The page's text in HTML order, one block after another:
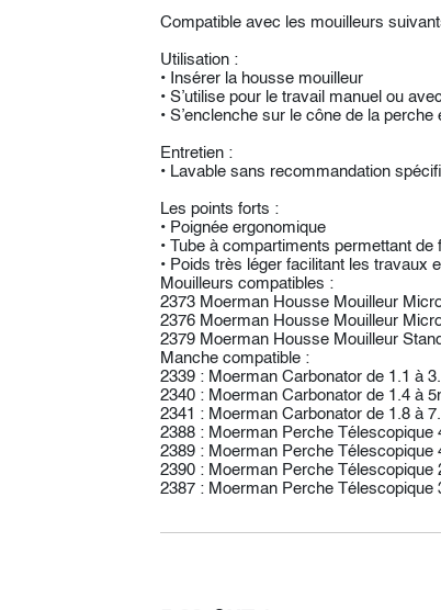
Compatible avec les mouilleurs
Utilisation :
• Insérer la housse mouilleur
• S’utilise pour le travail manuel ou
• S’enclenche sur le cône de la perche
Entretien :
• Lavable sans recommandation
Les points forts :
• Poignée ergonomique
• Tube à compartiments permettant de
• Poids très léger facilitant les travaux
Mouilleurs compatibles :
2373 Moerman Housse Mouilleur
2376 Moerman Housse Mouilleur
2379 Moerman Housse Mouilleur
Manche compatible :
2339 : Moerman Carbonator de 1.1 à
2340 : Moerman Carbonator de 1.4 à
2341 : Moerman Carbonator de 1.8 à
2388 : Moerman Perche Télescopique
2389 : Moerman Perche Télescopique
2390 : Moerman Perche Télescopique
2387 : Moerman Perche Télescopique